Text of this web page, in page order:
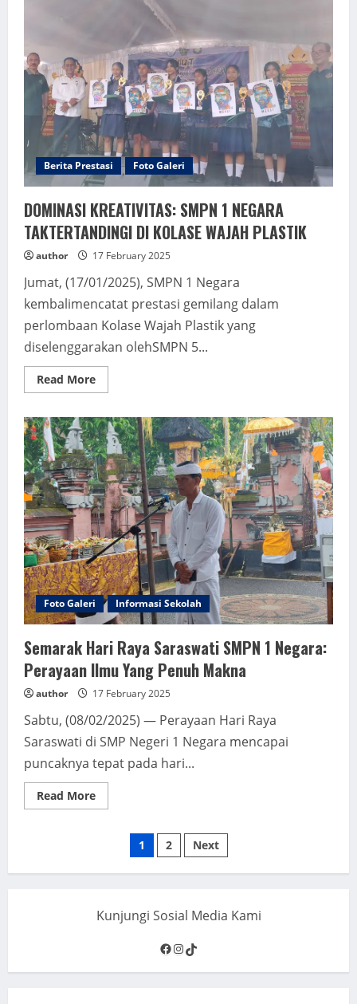
AksataKamis
Berita Prestasi Foto Galeri
DOMINASI KREATIVITAS: SMPN 1 NEGARA
TAKTERTANDINGI DI KOLASE WAJAH PLASTIK
author 17 February 2025
Jumat, (17/01/2025), SMPN 1 Negara
kembalimencatat prestasi gemilang dalam
perlombaan Kolase Wajah Plastik yang
diselenggarakan olehSMPN 5...
Read MoreRead
more
KREATIVITAS:
SMPN
1
NEGARA
TAKTERTANDINGI
DI
KOLASE
WAJAH
PLASTIK
Foto Galeri Informasi Sekolah
Semarak Hari Raya Saraswati SMPN 1 Negara:
Perayaan Ilmu Yang Penuh Makna
author 17 February 2025
Sabtu, (08/02/2025) — Perayaan Hari Raya
Saraswati di SMP Negeri 1 Negara mencapai
puncaknya tepat pada hari...
Read MoreRead
more
Saraswati
SMPN
Ilmu
Yang
Posts
pagination
1 2 Next
Kunjungi Sosial Media Kami
Facebook
Instagram
TikTok